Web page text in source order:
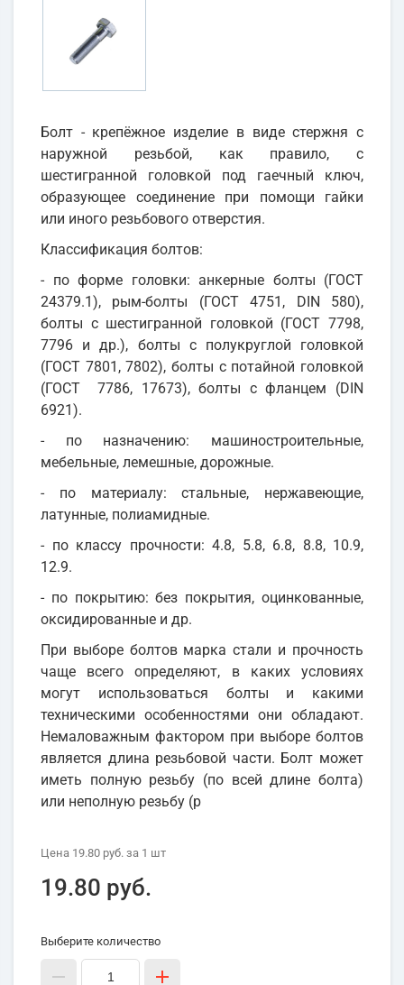
Болт - крепёжное изделие в виде стержня с
наружной резьбой, как правило, с
шестигранной головкой под гаечный ключ,
образующее соединение при помощи гайки
или иного резьбового отверстия.
Классификация болтов:
- по форме головки: анкерные болты (ГОСТ
24379.1), рым-болты (ГОСТ 4751, DIN 580),
болты с шестигранной головкой (ГОСТ 7798,
7796 и др.), болты с полукруглой головкой
(ГОСТ 7801, 7802), болты с потайной головкой
(ГОСТ 7786, 17673), болты с фланцем (DIN
6921).
- по назначению: машиностроительные,
мебельные, лемешные, дорожные.
- по материалу: стальные, нержавеющие,
латунные, полиамидные.
- по классу прочности: 4.8, 5.8, 6.8, 8.8, 10.9,
12.9.
- по покрытию: без покрытия, оцинкованные,
оксидированные и др.
При выборе болтов марка стали и прочность
чаще всего определяют, в каких условиях
могут использоваться болты и какими
техническими особенностями они обладают.
Немаловажным фактором при выборе болтов
является длина резьбовой части. Болт может
иметь полную резьбу (по всей длине болта)
или неполную резьбу (р
Цена 19.80 руб. за 1 шт
19.80 руб.
Выберите количество